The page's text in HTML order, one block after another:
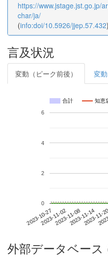
https://www.jstage.jst.go.jp/
char/ja/
(info:doi/10.5926/jjep.57.432)
言及状況
変動（ピーク前後） 変動
合計 知恵
2023-10-272023-11-022023-11-082023-11-14
2023-11-
0
2
4
6
外部データベース